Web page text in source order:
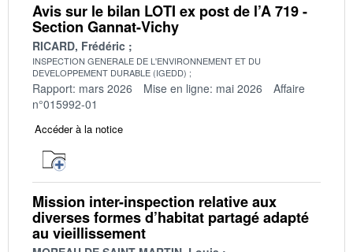
Avis sur le bilan LOTI ex post de l’A 719 -
Section Gannat-Vichy
RICARD, Frédéric
INSPECTION GENERALE DE L'ENVIRONNEMENT ET DU
DEVELOPPEMENT DURABLE (IGEDD)
Rapport: mars 2026 Mise en ligne: mai 2026
Affaire
n°015992-01
Accéder à la notice
Mission inter-inspection relative aux
diverses formes d’habitat partagé adapté
au vieillissement